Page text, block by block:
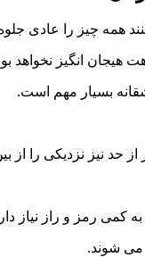
همه چیز را عادی
هیجان انگیز نخواهد
بسیار مهم است.
حد نیز نزدیکی را از
کمی رمز و راز نیاز
می شوند.